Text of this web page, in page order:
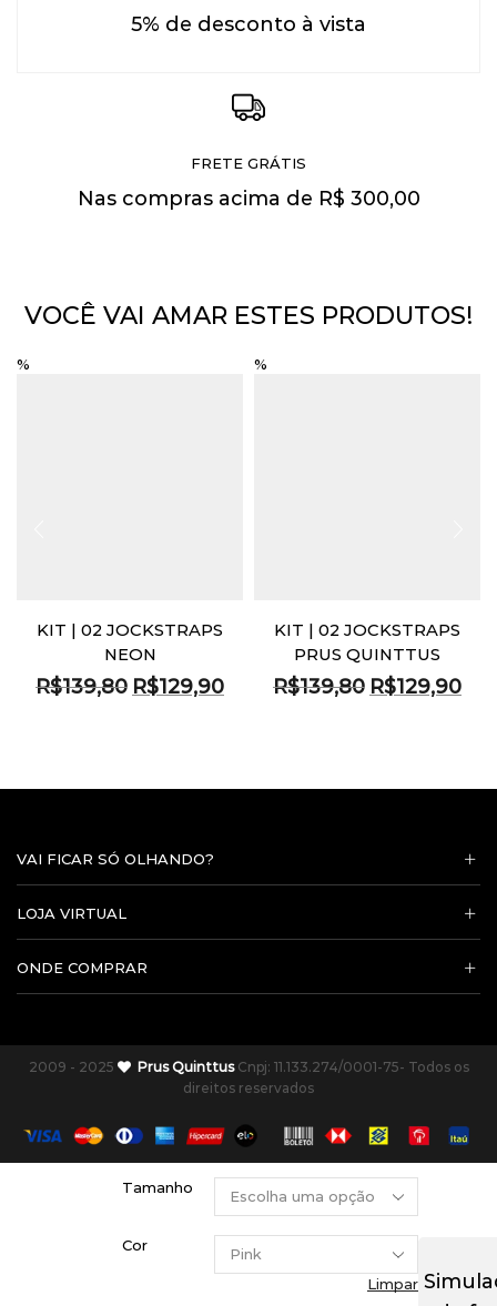
5% de desconto à vista
FRETE GRÁTIS
Nas compras acima de R$ 300,00
VOCÊ VAI AMAR ESTES PRODUTOS!
%
KIT | 02 JOCKSTRAPS
NEON
R$139,80 O
preço
R$129,90O
preço
%
KIT | 02 JOCKSTRAPS
PRUS QUINTTUS
R$139,80 O
preço
R$129,90O
VAI FICAR SÓ OLHANDO?
LOJA VIRTUAL
ONDE COMPRAR
2009 - 2025 Prus QuinttusCnpj: 11.133.274/0001-75- Todos os
direitos reservados
Tamanho
Cor
Limpar